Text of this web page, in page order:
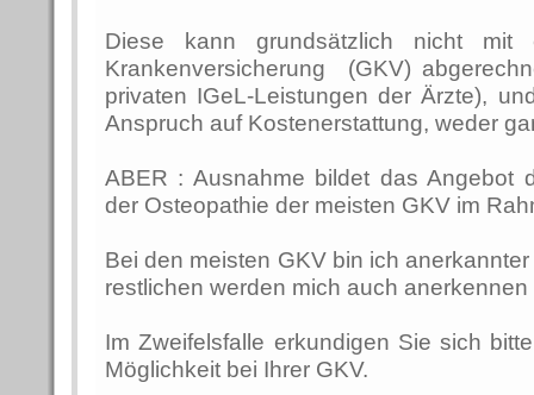
Diese kann grundsätzlich nicht mit
Krankenversicherung (GKV)
privaten IGeL-Leistungen der Ärzte),
Anspruch auf Kostenerstattung, weder
ABER : Ausnahme bildet das Angebot
der Osteopathie der meisten GKV im
Bei den meisten GKV bin ich
restlichen werden mich auch
Im Zweifelsfalle erkundigen Sie sich
Möglichkeit bei Ihrer GKV.